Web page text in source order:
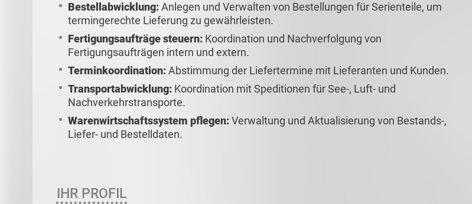
Bestellabwicklung:Anlegen und Verwalten von Bestellungen für Serienteile, um
termingerechte Lieferung zu gewährleisten.
Fertigungsaufträge steuern: Koordination und Nachverfolgung von
Fertigungsaufträgen intern und extern.
Terminkoordination:Abstimmung der Liefertermine mit Lieferanten und Kunden.
Transportabwicklung: Koordination mit Speditionen für See-, Luft- und
Nachverkehrstransporte.
Warenwirtschaftssystem pflegen:Verwaltung und Aktualisierung von Bestands-,
Liefer- und Bestelldaten.
IHR PROFIL